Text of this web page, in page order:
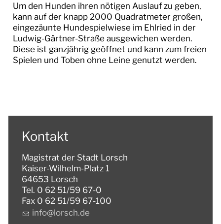
Um den Hunden ihren nötigen Auslauf zu geben,
kann auf der knapp 2000 Quadratmeter großen,
eingezäunte Hundespielwiese im Ehlried in der
Ludwig-Gärtner-Straße ausgewichen werden.
Diese ist ganzjährig geöffnet und kann zum freien
Spielen und Toben ohne Leine genutzt werden.
Kontakt
Magistrat der Stadt Lorsch
Kaiser-Wilhelm-Platz 1
64653 Lorsch
Tel. 0 62 51/59 67-0
Fax 0 62 51/59 67-100
nf
l rsch d